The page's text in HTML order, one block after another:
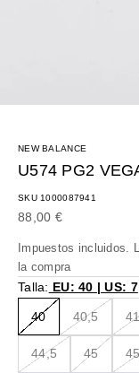
NEW BALANCE
U574 PG2
SKU 1000087941
Precio de oferta
88,00 €
Impuestos incluidos.
la compra
Talla: EU: 40 | US: 7
40 40,5
44,5 45